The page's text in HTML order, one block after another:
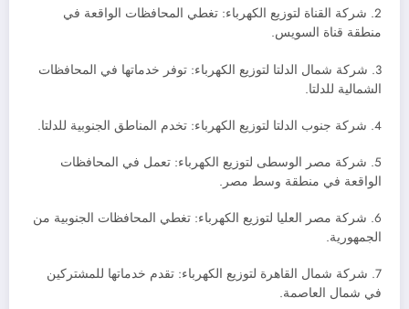
2. شركة القناة لتوزيع الكهرباء: تغطي المحافظات الواقعة في
منطقة قناة السويس.
3. شركة شمال الدلتا لتوزيع الكهرباء: توفر خدماتها في المحافظات
الشمالية للدلتا.
4. شركة جنوب الدلتا لتوزيع الكهرباء: تخدم المناطق الجنوبية للدلتا.
5. شركة مصر الوسطى لتوزيع الكهرباء: تعمل في المحافظات
الواقعة في منطقة وسط مصر.
6. شركة مصر العليا لتوزيع الكهرباء: تغطي المحافظات الجنوبية من
الجمهورية.
7. شركة شمال القاهرة لتوزيع الكهرباء: تقدم خدماتها للمشتركين
في شمال العاصمة.